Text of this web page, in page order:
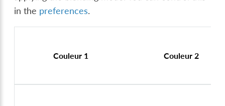
in the preferences.
Couleur 1 Couleur 2